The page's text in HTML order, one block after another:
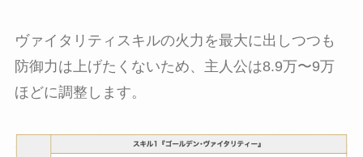
ヴァイタリティスキルの火力を最大に出しつつも
防御力は上げたくないため、主人公は8.9万〜9万
ほどに調整します。